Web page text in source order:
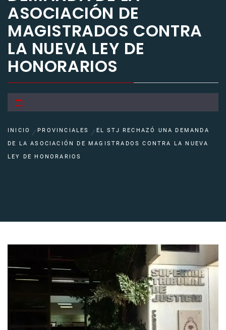
ASOCIACIÓN DE
MAGISTRADOS CONTRA
LA NUEVA LEY DE
HONORARIOS
INICIO PROVINCIALES
EL STJ RECHAZÓ UNA DEMANDA
DE LA ASOCIACIÓN DE MAGISTRADOS CONTRA LA NUEVA
LEY DE HONORARIOS